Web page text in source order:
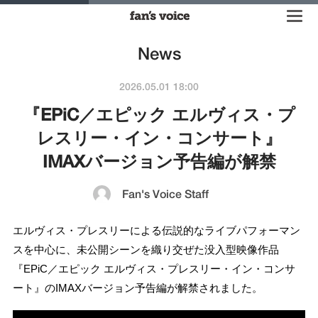
News
2026.05.01 18:00
『EPiC／エピック エルヴィス・プ
レスリー・イン・コンサート』
IMAXバージョン予告編が解禁
Fan's Voice Staff
エルヴィス・プレスリーによる伝説的なライブパフォーマン
スを中心に、未公開シーンを織り交ぜた没入型映像作品
『EPiC／エピック エルヴィス・プレスリー・イン・コンサ
ート』のIMAXバージョン予告編が解禁されました。